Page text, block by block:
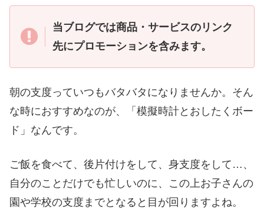
当ブログでは商品・サービスのリンク
先にプロモーションを含みます。
朝の支度っていつもバタバタになりませんか。そん
な時におすすめなのが、「模擬時計とおしたくボー
ド」なんです。
ご飯を食べて、後片付けをして、身支度をして…、
自分のことだけでも忙しいのに、この上お子さんの
園や学校の支度までとなると目が回りますよね。